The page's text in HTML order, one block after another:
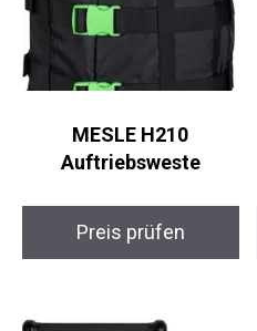
MESLE H210
Auftriebsweste
Preis prüfen